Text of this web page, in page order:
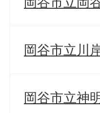
岡谷市立川
岡谷市立神